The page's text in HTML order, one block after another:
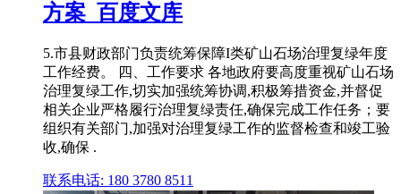
方案_百度文库
5.市县财政部门负责统筹保障I类矿山石场治理复绿年度
工作经费。 四、工作要求 各地政府要高度重视矿山石场
治理复绿工作,切实加强统筹协调,积极筹措资金,并督促
相关企业严格履行治理复绿责任,确保完成工作任务；要
组织有关部门,加强对治理复绿工作的监督检查和竣工验
收,确保 .
联系电话: 180 3780 8511